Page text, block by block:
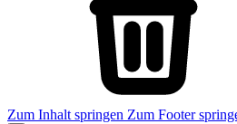
Zum Inhalt springen Zum Footer